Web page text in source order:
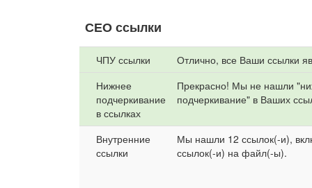
СЕО ссылки
ЧПУ ссылки
Отлично, все Ваши ссылки
Нижнее
подчеркивание
в ссылках
Прекрасно! Мы не нашли
подчеркивание" в Ваших
Внутренние
ссылки
Мы нашли 12 ссылок(-и),
ссылок(-и) на файл(-ы).